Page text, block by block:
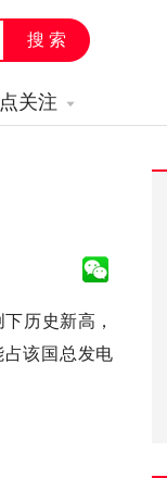
关注
历史新高，
该国总发电